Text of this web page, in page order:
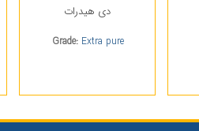
دی هیدرات
Grade: Extra pure